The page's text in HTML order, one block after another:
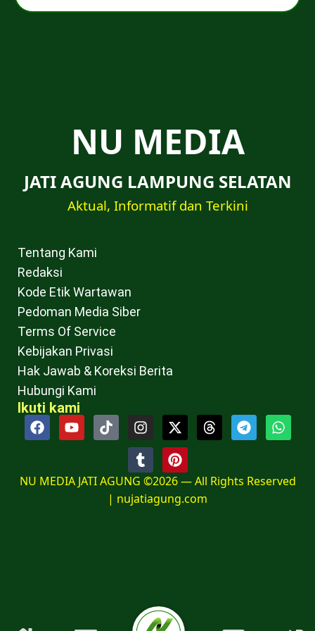
NU MEDIA
JATI AGUNG LAMPUNG SELATAN
Aktual, Informatif dan Terkini
Tentang Kami
Redaksi
Kode Etik Wartawan
Pedoman Media Siber
Terms Of Service
Kebijakan Privasi
Hak Jawab & Koreksi Berita
Hubungi Kami
Ikuti kami
NU MEDIA JATI AGUNG ©2026 — All Rights Reserved
| nujatiagung.com